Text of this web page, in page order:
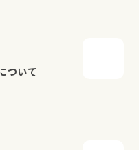
ついて